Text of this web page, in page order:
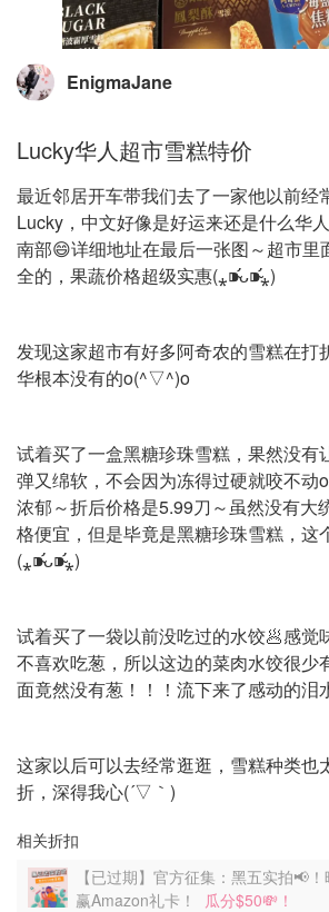
EnigmaJane
Lucky华人超市雪糕特价
最近邻居开车带我们去了一家他以前经
Lucky，中文好像是好运来还是什么华
南部😄详细地址在最后一张图～超市里
全的，果蔬价格超级实惠(⁎⁍̴̛ᴗ⁍̴̛⁎)
发现这家超市有好多阿奇农的雪糕在打
华根本没有的o(^▽^)o
试着买了一盒黑糖珍珠雪糕，果然没有
弹又绵软，不会因为冻得过硬就咬不
浓郁～折后价格是5.99刀～虽然没有大
格便宜，但是毕竟是黑糖珍珠雪糕，这
(⁎⁍̴̛ᴗ⁍̴̛⁎)
试着买了一袋以前没吃过的水饺🥟感觉
不喜欢吃葱，所以这边的菜肉水饺很少
面竟然没有葱！！！流下来了感动的泪
这家以后可以去经常逛逛，雪糕种类也
折，深得我心(´▽｀)
相关折扣
【已过期】官方征集：黑五实拍📢
赢Amazon礼卡！ 瓜分$50💸！